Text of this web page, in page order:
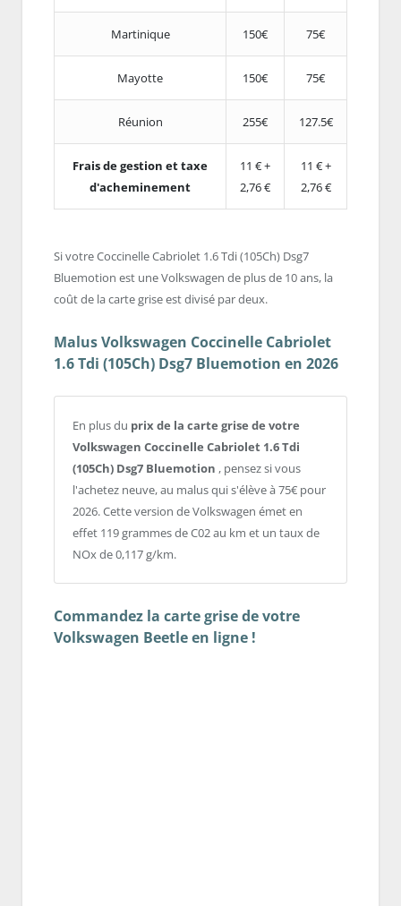
Martinique 150€ 75€
Mayotte 150€ 75€
Réunion 255€ 127.5€
Frais de gestion et taxe
d'acheminement
11 € +
2,76 €
11 € +
2,76 €
Si votre Coccinelle Cabriolet 1.6 Tdi (105Ch) Dsg7
Bluemotion est une Volkswagen de plus de 10 ans, la
coût de la carte grise est divisé par deux.
Malus Volkswagen Coccinelle Cabriolet
1.6 Tdi (105Ch) Dsg7 Bluemotion en 2026
En plus du prix de la carte grise de votre
Volkswagen Coccinelle Cabriolet 1.6 Tdi
(105Ch) Dsg7 Bluemotion , pensez si vous
l'achetez neuve, au malus qui s'élève à 75€ pour
2026. Cette version de Volkswagen émet en
effet 119 grammes de C02 au km et un taux de
NOx de 0,117 g/km.
Commandez la carte grise de votre
Volkswagen Beetle en ligne !